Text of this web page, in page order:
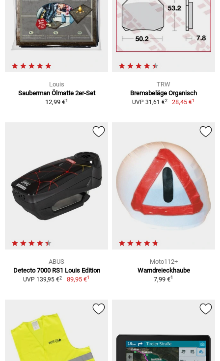
Louis
Sauberman Ölmatte 2er-Set
12,99 €1
TRW
Bremsbeläge Organisch
UVP 31,61 €2 28,45 €1
ABUS
Detecto 7000 RS1 Louis Edition
UVP 139,95 €2 89,95 €1
Moto112+
Warndreieckhaube
7,99 €1